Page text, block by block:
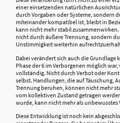
einer einsetzenden natürlichen
durch Vorgaben oder Systeme, sondern
miteinander kompatibel ist, bleibt in
kann nicht mehr stabil
nicht durch äußere Trennung, sondern
Unstimmigkeit weiterhin
Dabei verändert sich auch die Grundlage
Phase der 6 im Verborgenen möglich
vollständig. Nicht durch Verbot oder
selbst. Handlungen, die auf Täuschung,
Trennung beruhen, können nicht mehr
vom kollektiven Zustand getragen
wurde, kann nicht mehr als
Diese Entwicklung ist noch kein